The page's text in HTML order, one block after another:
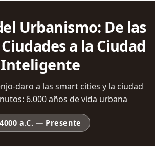
Urbanismo: De las
a la Ciudad
Inteligente
daro a las smart cities y la ciudad
6.000 años de vida urbana
4000 a.C. — Presente